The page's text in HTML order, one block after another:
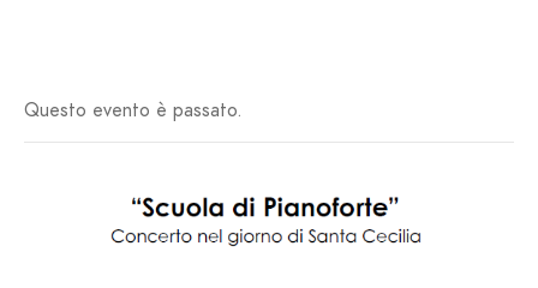
Questo evento è passato.